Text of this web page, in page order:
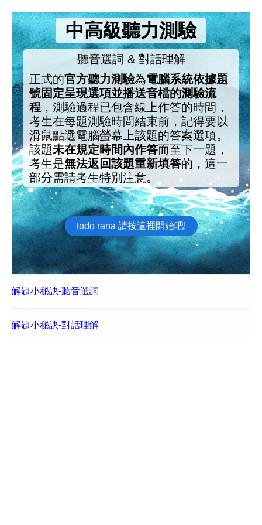
中高級聽力測驗
聽音選詞 & 對話理解
正式的官方聽力測驗為電腦系統依據題
號固定呈現選項並播送音檔的測驗流
程 ，測驗過程已包含線上作答的時間，
考生在每題測驗時間結束前，記得要以
滑鼠點選電腦螢幕上該題的答案選項。
該題未在規定時間內作答而至下一題，
考生是無法返回該題重新填答的，這一
部分需請考生特別注意。
todo rana 請按這裡開始吧!
解題小秘訣-聽音選詞
解題小秘訣-對話理解